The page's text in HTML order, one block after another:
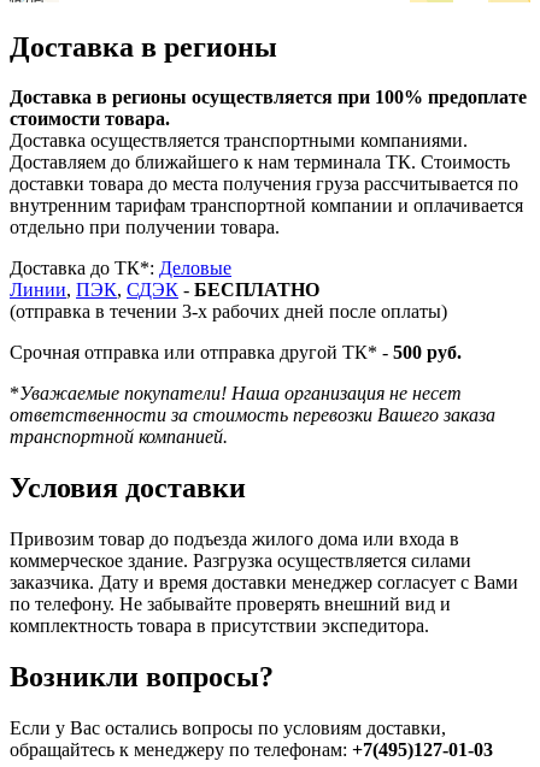
Доставка в регионы
Доставка в регионы осуществляется при 100% предоплате
стоимости товара.
Доставка осуществляется транспортными компаниями.
Доставляем до ближайшего к нам терминала ТК. Стоимость
доставки товара до места получения груза рассчитывается по
внутренним тарифам транспортной компании и оплачивается
отдельно при получении товара.
Доставка до ТК*: Деловые
Линии, ПЭК, СДЭК - БЕСПЛАТНО
(отправка в течении 3-х рабочих дней после оплаты)
Срочная отправка или отправка другой ТК* - 500 руб.
*Уважаемые покупатели! Наша организация не несет
ответственности за стоимость перевозки Вашего заказа
транспортной компанией.
Условия доставки
Привозим товар до подъезда жилого дома или входа в
коммерческое здание. Разгрузка осуществляется силами
заказчика. Дату и время доставки менеджер согласует с Вами
по телефону. Не забывайте проверять внешний вид и
комплектность товара в присутствии экспедитора.
Возникли вопросы?
Если у Вас остались вопросы по условиям доставки,
обращайтесь к менеджеру по телефонам: +7(495)127-01-03